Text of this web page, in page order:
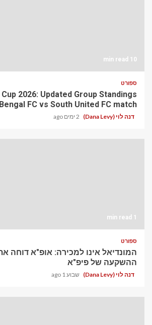
10 min read
ספורט
2026: Updated Group Standings
FC vs South United FC match
דנה לוי (Dana Levy) 2 ימים ago
1 min read
ספורט
המונדיאל אינו למכירה: אופ"א דוחה
ההשקעה של פיפ"א
דנה לוי (Dana Levy) שבוע 1 ago